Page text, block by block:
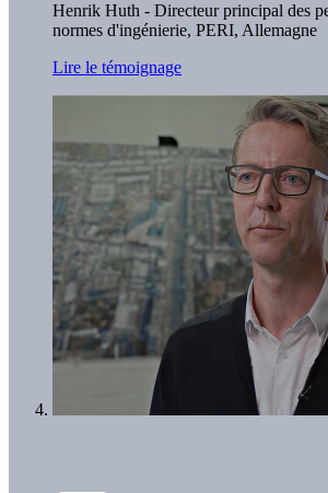
Henrik Huth - Directeur principal des
normes d'ingénierie, PERI, Allemagne
Lire le témoignage